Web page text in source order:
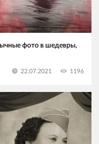
фото в шедевры,
22.07.2021 1196